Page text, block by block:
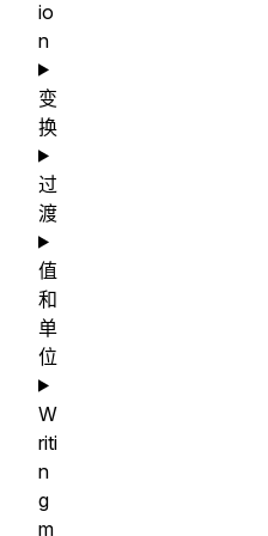
io
n
变
换
过
渡
值
和
单
位
W
riti
n
g
m